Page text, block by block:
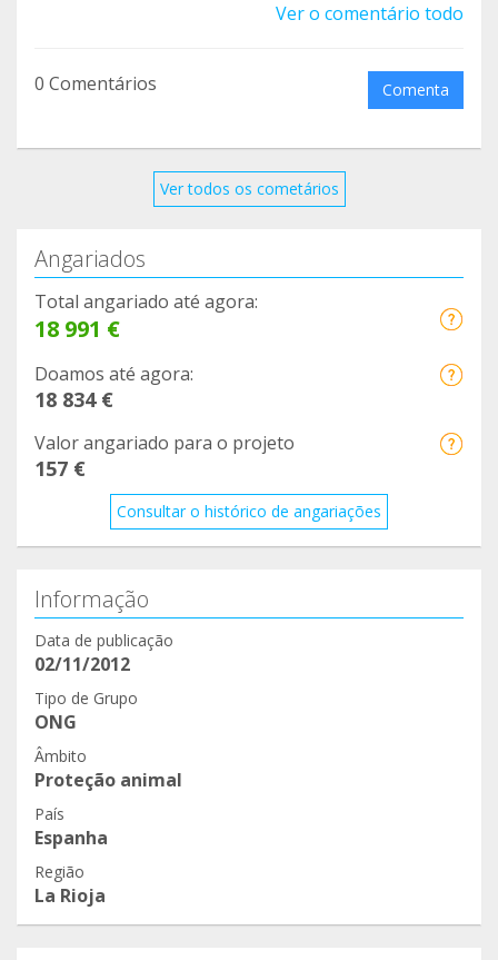
#adoptado #acoge #acogeaunperro #acogida
#adoptaunmenstizo #rescata #rescatado
#adoptanocompres #nocompresadopta
#difusionesanimales #perrosenadopcion
#adoptamestizos
Ver o comentário todo
0 Comentários Comenta
Ver todos os cometários
Angariados
Total angariado até agora:
18 991 €
Doamos até agora:
18 834 €
Valor angariado para o projeto
157 €
Consultar o histórico de angariações
Informação
Data de publicação
02/11/2012
Tipo de Grupo
ONG
Âmbito
Proteção animal
País
Espanha
Região
La Rioja